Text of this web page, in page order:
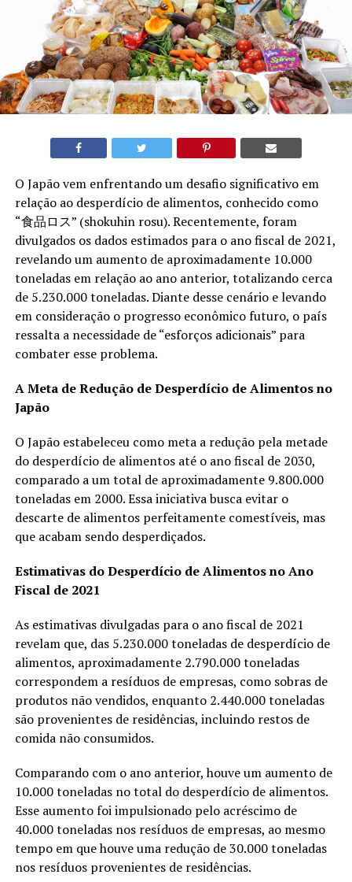
O Japão vem enfrentando um desafio significativo em
relação ao desperdício de alimentos, conhecido como
“食品ロス” (shokuhin rosu). Recentemente, foram
divulgados os dados estimados para o ano fiscal de 2021,
revelando um aumento de aproximadamente 10.000
toneladas em relação ao ano anterior, totalizando cerca
de 5.230.000 toneladas. Diante desse cenário e levando
em consideração o progresso econômico futuro, o país
ressalta a necessidade de “esforços adicionais” para
combater esse problema.
A Meta de Redução de Desperdício de Alimentos no
Japão
O Japão estabeleceu como meta a redução pela metade
do desperdício de alimentos até o ano fiscal de 2030,
comparado a um total de aproximadamente 9.800.000
toneladas em 2000. Essa iniciativa busca evitar o
descarte de alimentos perfeitamente comestíveis, mas
que acabam sendo desperdiçados.
Estimativas do Desperdício de Alimentos no Ano
Fiscal de 2021
As estimativas divulgadas para o ano fiscal de 2021
revelam que, das 5.230.000 toneladas de desperdício de
alimentos, aproximadamente 2.790.000 toneladas
correspondem a resíduos de empresas, como sobras de
produtos não vendidos, enquanto 2.440.000 toneladas
são provenientes de residências, incluindo restos de
comida não consumidos.
Comparando com o ano anterior, houve um aumento de
10.000 toneladas no total do desperdício de alimentos.
Esse aumento foi impulsionado pelo acréscimo de
40.000 toneladas nos resíduos de empresas, ao mesmo
tempo em que houve uma redução de 30.000 toneladas
nos resíduos provenientes de residências.